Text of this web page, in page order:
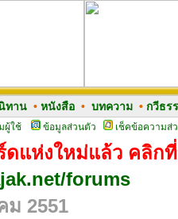
ทาน• หนังสือ• บทความ• กวีธร
ผู้ใช้ ข้อมูลส่วนตัว เช็คข้อความส่
ดแห่งใหม่แล้ว คลิก
forums
ม 2551